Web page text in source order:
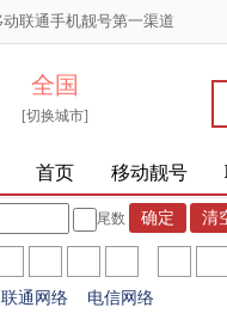
联通手机靓号第一渠道
全国
[切换城市]
首页 移动靓号
尾数
联通网络 电信网络